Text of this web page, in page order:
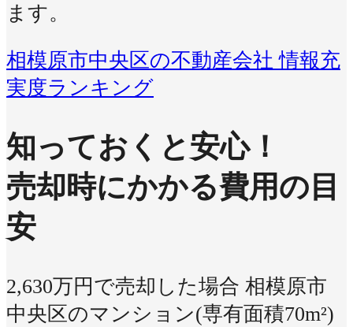
ます。
相模原市中央区の不動産会社 情報充
実度ランキング
知っておくと安心！
売却時にかかる費用の目
安
2,630万円で売却した場合 相模原市
中央区のマンション(専有面積70m²)